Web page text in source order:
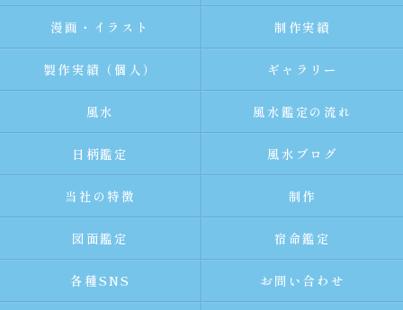
漫画・イラスト 制作実績
製作実績（個人） ギャラリー
風水 風水鑑定の流れ
日柄鑑定 風水ブログ
当社の特徴 制作
図面鑑定 宿命鑑定
各種SNS お問い合わせ